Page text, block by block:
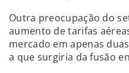
Outra preocupação do
aumento de tarifas
mercado em apenas
a que surgiria da fusão